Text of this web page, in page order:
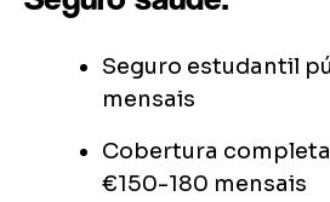
Seguro estudantil
mensais
Cobertura
€150-180 mensais